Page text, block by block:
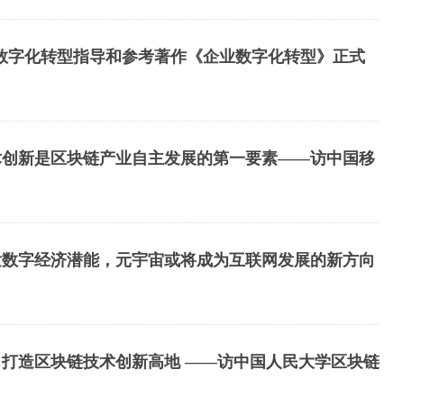
化转型指导和参考著作《企业数字化转型》正式
创新是区块链产业自主发展的第一要素——访中国移
员陈晓华
字经济潜能，元宇宙或将成为互联网发展的新方向
秘书长左鹏飞
打造区块链技术创新高地 ——访中国人民大学区块链
联网安全研究中心主任杨东